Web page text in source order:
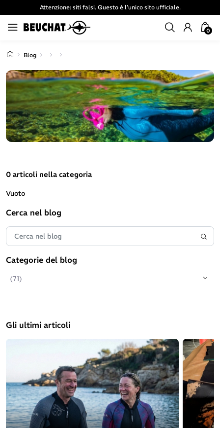
Attenzione: siti falsi. Questo è l’unico sito ufficiale.
0
Blog
0 articoli nella categoria
Vuoto
Cerca nel blog
Categorie del blog
(71)
Gli ultimi articoli